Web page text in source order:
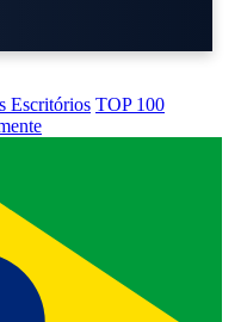
Escritórios TOP 100